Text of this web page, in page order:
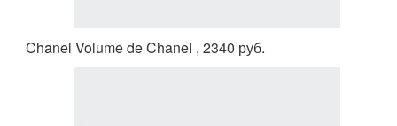
Chanel Volume de Chanel , 2340 руб.